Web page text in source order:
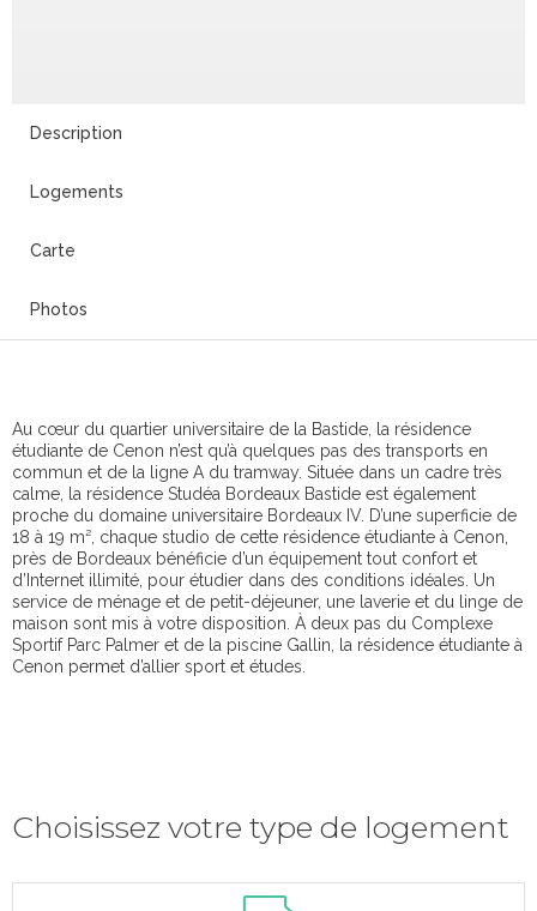
Description
Logements
Carte
Photos
Au cœur du quartier universitaire de la Bastide, la résidence
étudiante de Cenon n’est qu’à quelques pas des transports en
commun et de la ligne A du tramway. Située dans un cadre très
calme, la résidence Studéa Bordeaux Bastide est également
proche du domaine universitaire Bordeaux IV. D’une superficie de
18 à 19 m², chaque studio de cette résidence étudiante à Cenon,
près de Bordeaux bénéficie d’un équipement tout confort et
d’Internet illimité, pour étudier dans des conditions idéales. Un
service de ménage et de petit-déjeuner, une laverie et du linge de
maison sont mis à votre disposition. À deux pas du Complexe
Sportif Parc Palmer et de la piscine Gallin, la résidence étudiante à
Cenon permet d’allier sport et études.
Choisissez votre type de logement